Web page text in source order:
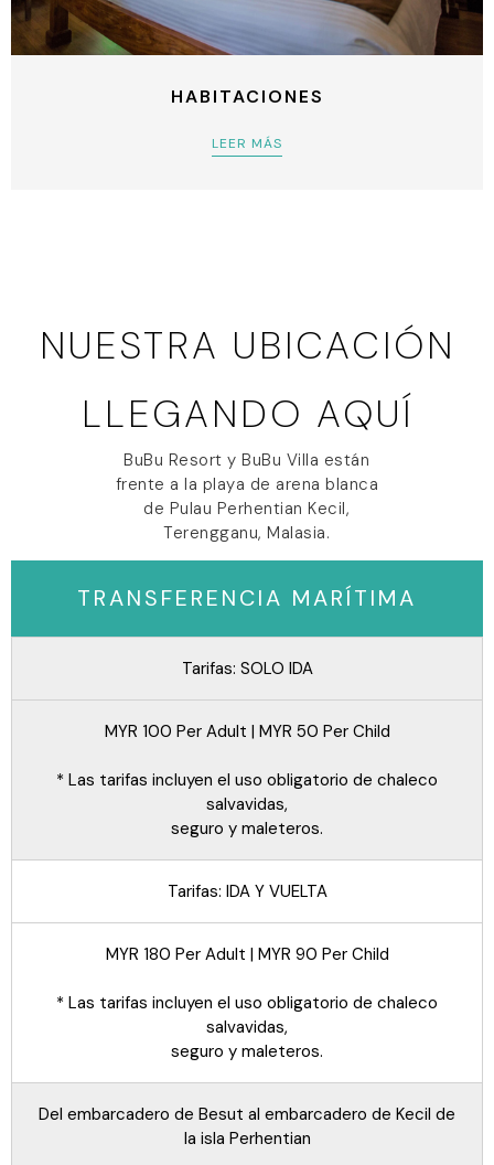
HABITACIONES
LEER MÁS
NUESTRA UBICACIÓN
LLEGANDO AQUÍ
BuBu Resort y BuBu Villa están
frente a la playa de arena blanca
de Pulau Perhentian Kecil,
Terengganu, Malasia.
TRANSFERENCIA MARÍTIMA
Tarifas: SOLO IDA
MYR 100 Per Adult | MYR 50 Per Child
* Las tarifas incluyen el uso obligatorio de chaleco
salvavidas,
seguro y maleteros.
Tarifas: IDA Y VUELTA
MYR 180 Per Adult | MYR 90 Per Child
* Las tarifas incluyen el uso obligatorio de chaleco
salvavidas,
seguro y maleteros.
Del embarcadero de Besut al embarcadero de Kecil de
la isla Perhentian